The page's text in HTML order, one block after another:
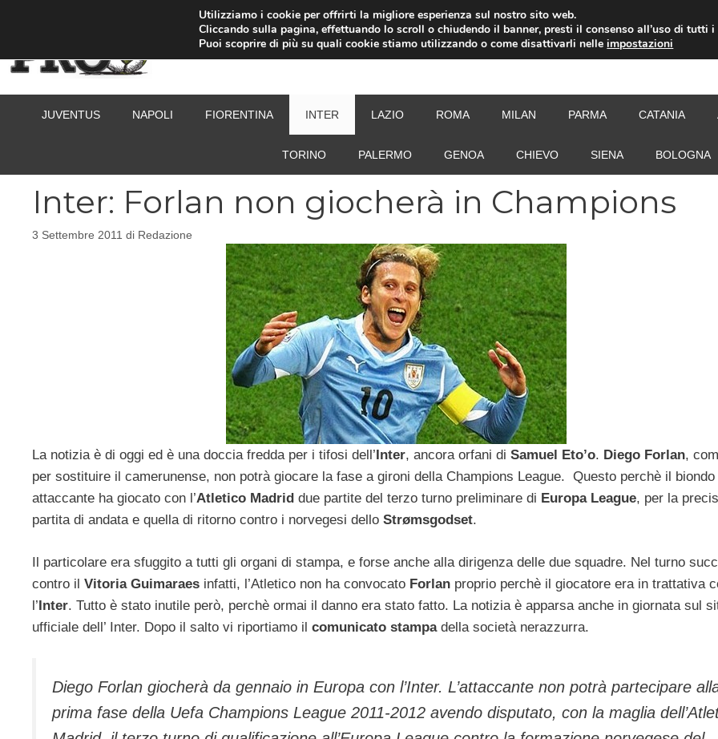
JUVENTUS NAPOLI FIORENTINA INTER LAZIO ROMA MILAN PARMA CATANIA
TORINO PALERMO GENOA CHIEVO SIENA BOLOGNA
Inter: Forlan non giocherà in Champions
3 Settembre 2011 di Redazione
La notizia è di oggi ed è una doccia fredda per i tifosi dell’ Inter, ancora orfani di Samuel Eto’o. Diego Forlan,
per sostituire il camerunense, non potrà giocare la fase a gironi della Champions League. Questo perchè il biondo
attaccante ha giocato con l’Atletico Madrid due partite del terzo turno preliminare di Europa League, per la
partita di andata e quella di ritorno contro i norvegesi dello Strømsgodset.
Il particolare era sfuggito a tutti gli organi di stampa, e forse anche alla dirigenza delle due squadre. Nel turno
contro il Vitoria Guimaraes infatti, l’Atletico non ha convocato Forlan proprio perchè il giocatore era in trattativa
l’Inter. Tutto è stato inutile però, perchè ormai il danno era stato fatto. La notizia è apparsa anche in giornata sul
ufficiale dell’ Inter. Dopo il salto vi riportiamo il comunicato stampadella società nerazzurra.
Diego Forlan giocherà da gennaio in Europa con l’Inter. L’attaccante non potrà partecipare
prima fase della Uefa Champions League 2011-2012 avendo disputato, con la maglia
Utilizziamo i cookie per offrirti la migliore esperienza sul nostro sito web.
Cliccando sulla pagina, effettuando lo scroll o chiudendo il banner, presti il consenso all’uso di tutti
Puoi scoprire di più su quali cookie stiamo utilizzando o come disattivarli nelleimpostazioni